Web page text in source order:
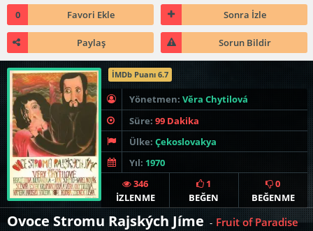
0 Favori Ekle Sonra İzle
Paylaş Sorun Bildir
İMDb Puanı 6.7
Yönetmen: Věra Chytilová
Süre: 99 Dakika
Ülke: Çekoslovakya
Yıl: 1970
346
İZLENME
1
BEĞEN
0
BEĞENME
Ovoce Stromu Rajských Jíme - Fruit of Paradise